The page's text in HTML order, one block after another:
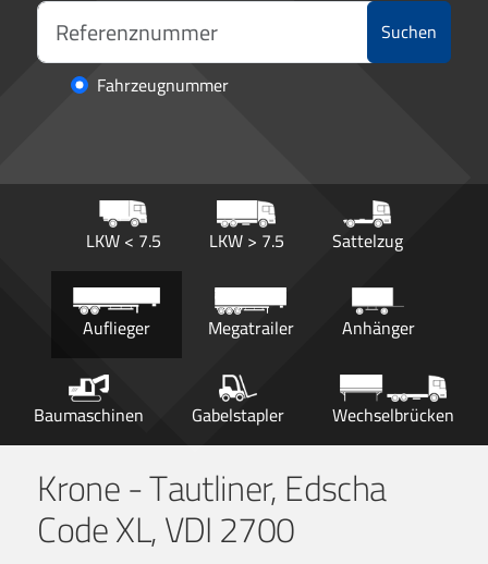
Suchen
Fahrzeugnummer
LKW < 7.5 LKW > 7.5 Sattelzug
Auflieger Megatrailer Anhänger
Baumaschinen Gabelstapler Wechselbrücken
Krone - Tautliner, Edscha
Code XL, VDI 2700